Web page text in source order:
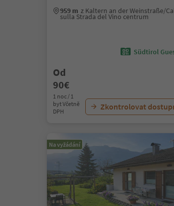
959 m z Kaltern an der Weinstraße/
sulla Strada del Vino centrum
Südtirol
Od
90€
1 noc / 1
byt Včetně
DPH
Zkontrolovat
Na vyžádání